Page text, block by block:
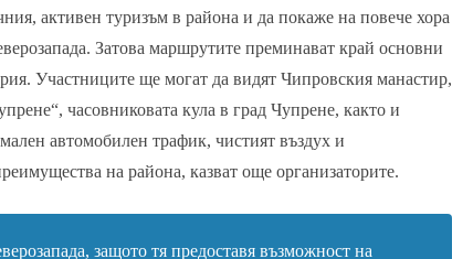
активен туризъм в района и да покаже на повече хора
Затова маршрутите преминават край основни
Участниците ще могат да видят Чипровския манастир,
часовниковата кула в град Чупрене, както и
автомобилен трафик, чистият въздух и
на района, казват още организаторите.
защото тя предоставя възможност на